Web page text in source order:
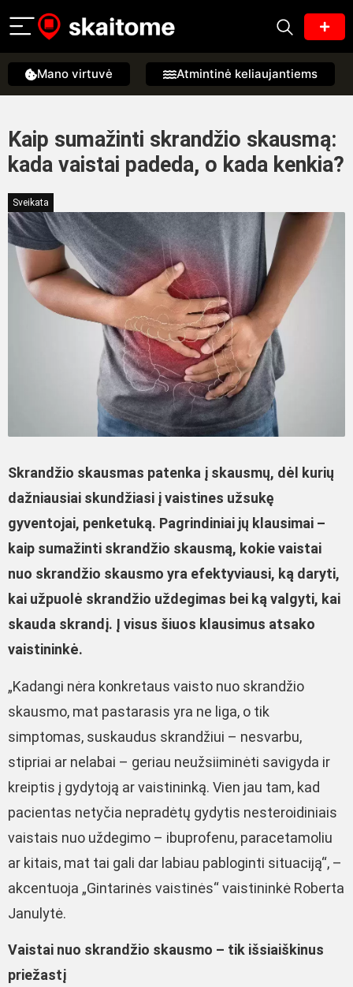
Mano virtuvė Atmintinė keliaujantiems
Kaip sumažinti skrandžio skausmą:
kada vaistai padeda, o kada kenkia?
Sveikata
Skrandžio skausmas patenka į skausmų, dėl kurių
dažniausiai skundžiasi į vaistines užsukę
gyventojai, penketuką. Pagrindiniai jų klausimai –
kaip sumažinti skrandžio skausmą, kokie vaistai
nuo skrandžio skausmo yra efektyviausi, ką daryti,
kai užpuolė skrandžio uždegimas bei ką valgyti, kai
skauda skrandį. Į visus šiuos klausimus atsako
vaistininkė.
„Kadangi nėra konkretaus vaisto nuo skrandžio
skausmo, mat pastarasis yra ne liga, o tik
simptomas, suskaudus skrandžiui – nesvarbu,
stipriai ar nelabai – geriau neužsiiminėti savigyda ir
kreiptis į gydytoją ar vaistininką. Vien jau tam, kad
pacientas netyčia nepradėtų gydytis nesteroidiniais
vaistais nuo uždegimo – ibuprofenu, paracetamoliu
ar kitais, mat tai gali dar labiau pabloginti situaciją“, –
akcentuoja „Gintarinės vaistinės“ vaistininkė Roberta
Janulytė.
Vaistai nuo skrandžio skausmo – tik išsiaiškinus
priežastį